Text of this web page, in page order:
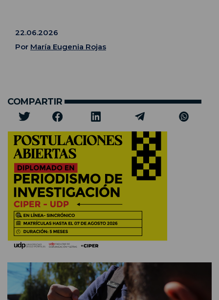
22.06.2026
Por María Eugenia Rojas
COMPARTIR